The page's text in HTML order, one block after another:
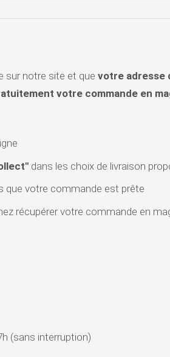
sur notre site et que votre adresse
votre commande en
dans les choix de livraison
que votre commande est prête
récupérer votre commande en
(sans interruption)